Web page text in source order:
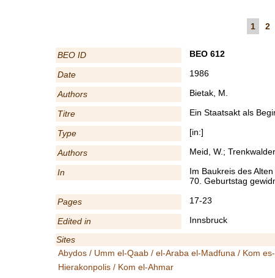
1
2
BEO ID BEO 612
Date 1986
Authors Bietak, M.
Titre Ein Staatsakt als
Type [in:]
Authors Meid, W.;
In
Im Baukreis des
70. Geburtstag
Pages 17-23
Edited in
Innsbruck
Sites
Abydos / Umm el-Qaab / el-Araba el-Madfuna / Kom
Hierakonpolis / Kom el-Ahmar